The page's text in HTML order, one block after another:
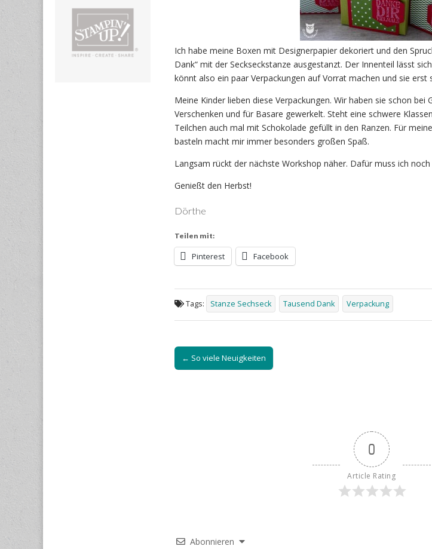
Ich habe meine Boxen mit Designerpapier dekoriert und den
Dank“ mit der Seckseckstanze ausgestanzt. Der Innenteil lässt
könnt also ein paar Verpackungen auf Vorrat machen und sie erst
Meine Kinder lieben diese Verpackungen. Wir haben sie schon
Verschenken und für Basare gewerkelt. Steht eine schwere
Teilchen auch mal mit Schokolade gefüllt in den Ranzen. Für
basteln macht mir immer besonders großen Spaß.
Langsam rückt der nächste Workshop näher. Dafür muss ich
Genießt den Herbst!
Dörthe
Teilen mit:
Pinterest Facebook
Tags: Stanze Sechseck Tausend Dank Verpackung
Post
navigation
← So viele Neuigkeiten
0
Article Rating
Abonnieren